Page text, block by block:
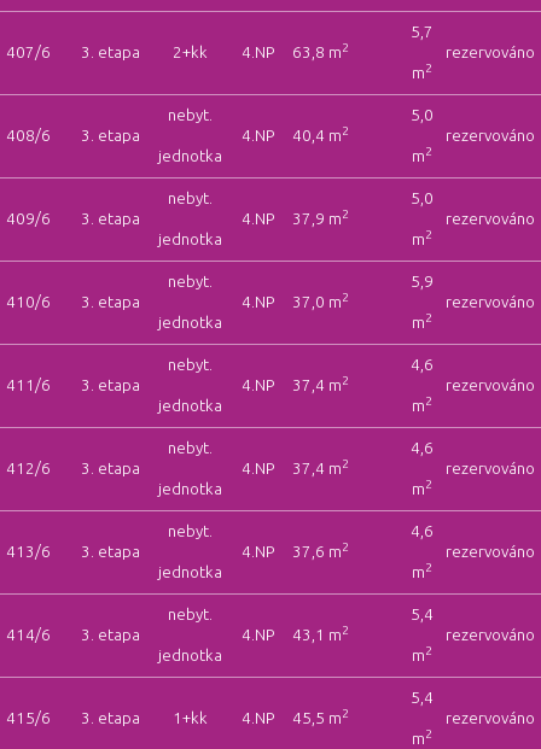
407/6 3. etapa 2+kk 4.NP 63,8 m2
5,7
m2
rezervováno
408/6 3. etapa
nebyt.
jednotka
4.NP 40,4 m2
5,0
m2
rezervováno
409/6 3. etapa
nebyt.
jednotka
4.NP 37,9 m2
5,0
m2
rezervováno
410/6 3. etapa
nebyt.
jednotka
4.NP 37,0 m2
5,9
m2
rezervováno
411/6 3. etapa
nebyt.
jednotka
4.NP 37,4 m2
4,6
m2
rezervováno
412/6 3. etapa
nebyt.
jednotka
4.NP 37,4 m2
4,6
m2
rezervováno
413/6 3. etapa
nebyt.
jednotka
4.NP 37,6 m2
4,6
m2
rezervováno
414/6 3. etapa
nebyt.
jednotka
4.NP 43,1 m2
5,4
m2
rezervováno
415/6 3. etapa 1+kk 4.NP 45,5 m2
5,4
m2
rezervováno